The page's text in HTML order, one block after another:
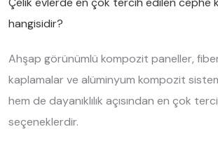
hangisidir?
Ahşap görünümlü kompozit paneller,
kaplamalar ve alüminyum kompozit
hem de dayanıklılık açısından en çok
seçeneklerdir.